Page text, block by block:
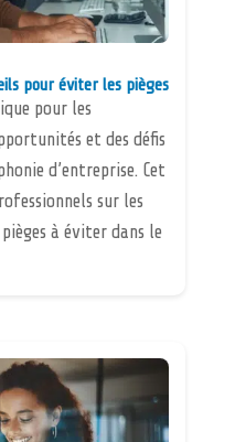
pour éviter les pièges
pour les
et des défis
d’entreprise. Cet
sur les
à éviter dans le